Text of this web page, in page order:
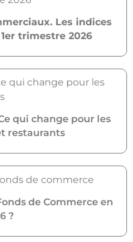
Les indices
trimestre 2026
qui change pour les
restaurants
de Commerce en
?